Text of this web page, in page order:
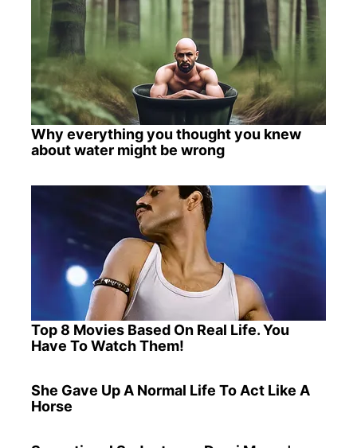
Why everything you thought you knew
about water might be wrong
Top 8 Movies Based On Real Life. You
Have To Watch Them!
She Gave Up A Normal Life To Act Like A
Horse